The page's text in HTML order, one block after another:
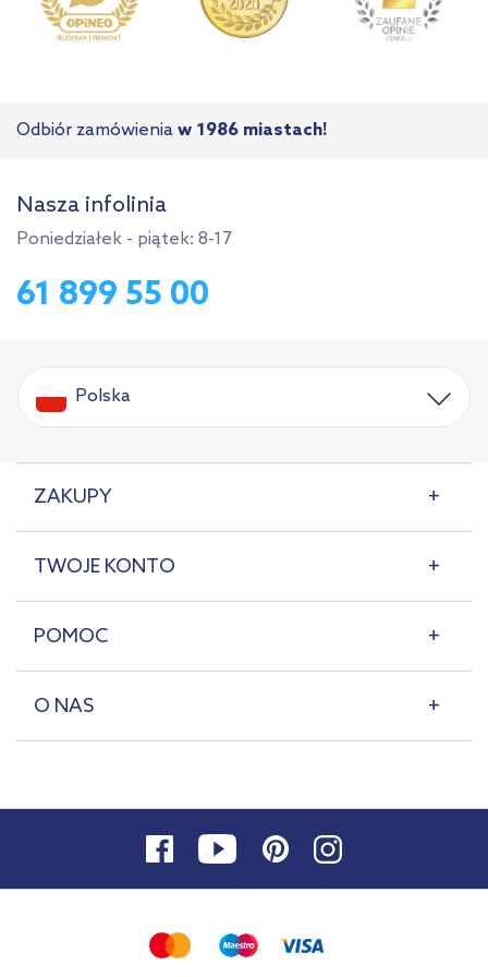
Odbiór zamówienia w 1986 miastach!
Nasza infolinia
Poniedziałek - piątek: 8-17
61 899 55 00
Polska
ZAKUPY
TWOJE KONTO
POMOC
O NAS